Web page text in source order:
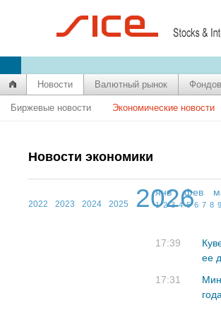
Новости Валютный рынок
Биржевые новости Экономические новости
Новости экономики
2022 2023 2024 2025 2026
янв фев
1 2 3 4 5 6 7 8 9
17:39
ее
17:31
года